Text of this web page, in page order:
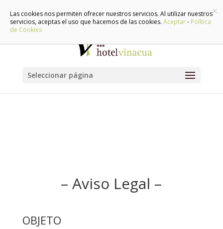
Seleccionar página
– Aviso Legal –
OBJETO
×
Las cookies nos permiten ofrecer nuestros servicios. Al utilizar nuestros
servicios, aceptas el uso que hacemos de las cookies. Aceptar- Política
de Cookies